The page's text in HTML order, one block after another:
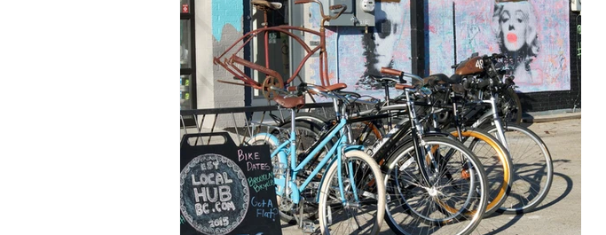
Professionnel Tutos réparation vélo Vendeur & réparateur